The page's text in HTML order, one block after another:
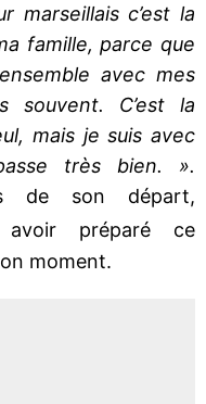
marseillais c’est la
famille, parce que
avec mes
C’est la
mais je suis avec
très bien. ».
de son départ,
préparé ce
moment.